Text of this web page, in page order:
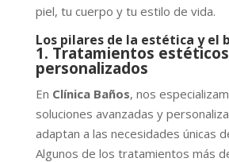
piel, tu cuerpo y tu estilo de vida.
Los pilares de la estética y el
1. Tratamientos estéticos
personalizados
En Clínica Baños, nos
soluciones avanzadas y
adaptan a las necesidades únicas
Algunos de los tratamientos más